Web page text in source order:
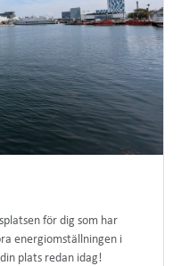
för dig som har
energiomställningen i
plats redan idag!